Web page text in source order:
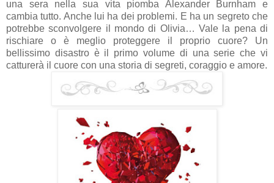
una sera nella sua vita piomba Alexander Burnham e
cambia tutto. Anche lui ha dei problemi. E ha un segreto che
potrebbe sconvolgere il mondo di Olivia… Vale la pena di
rischiare o è meglio proteggere il proprio cuore? Un
bellissimo disastro è il primo volume di una serie che vi
catturerà il cuore con una storia di segreti, coraggio e amore.